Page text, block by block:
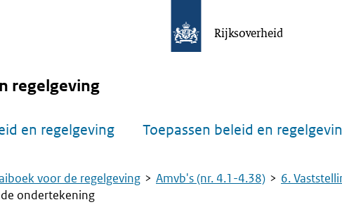
Rijksoverheid
regelgeving
en regelgeving Toepassen beleid en
voor de regelgeving Amvb's (nr. 4.1-4.38)
6.
ondertekening